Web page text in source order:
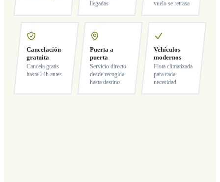
llegadas
vuelo se retrasa
Cancelación
gratuita
Cancela gratis
hasta 24h antes
Puerta a
puerta
Servicio directo
desde recogida
hasta destino
Vehículos
modernos
Flota climatizada
para cada
necesidad